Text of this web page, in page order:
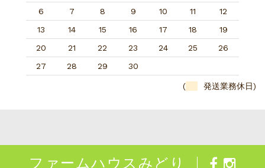
6
7 8 9 10 11
12
13
14 15 16 17 18
19
20
21 22 23 24 25
26
27
28 29 30
( 発送業務休日)